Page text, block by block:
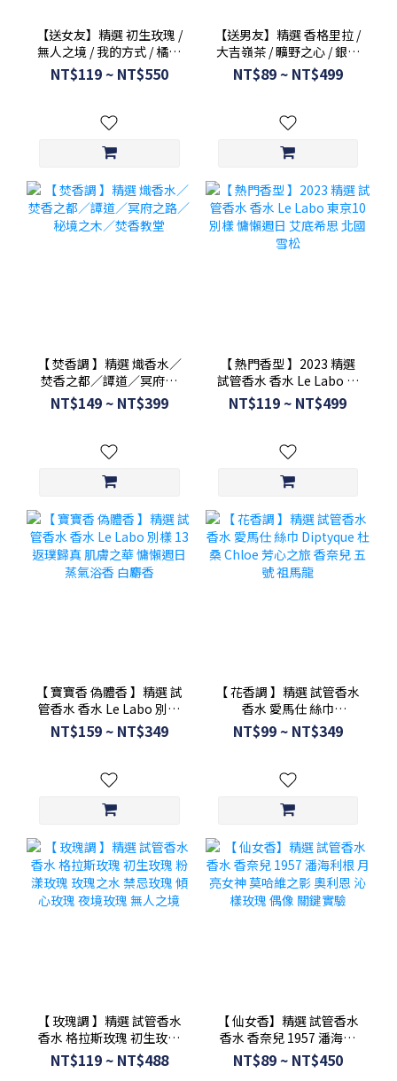
【送女友】精選 初生玫瑰 /
無人之境 / 我的方式 / 橘彩
星光 / 隱衫之欲 / 慵懶週日
清晨 / 水晶之燄 / 阿提密西
NT$119 ~ NT$550
【送男友】精選 香格里拉 /
大吉嶺茶 / 曠野之心 / 銀色
山泉 / 寄情水 / 大地 / 黑色
圓舞曲 / 牧羊少年 / 神秘東
NT$89 ~ NT$499
【 焚香調 】精選 熾香水／
焚香之都／譚道／冥府之
路／秘境之木／焚香教堂
NT$149 ~ NT$399
【 熱門香型 】2023 精選
試管香水 香水 Le Labo 東
京10 別樣 慵懶週日 艾底希
思 北國雪松
NT$119 ~ NT$499
【 寶寶香 偽體香 】精選 試
管香水 香水 Le Labo 別樣
13 返璞歸真 肌膚之華 慵懶
週日 蒸氣浴香 白麝香
NT$159 ~ NT$349
【 花香調 】精選 試管香水
香水 愛馬仕 絲巾
Diptyque 杜桑 Chloe 芳心
之旅 香奈兒 五號 祖馬龍
NT$99 ~ NT$349
【 玫瑰調 】精選 試管香水
香水 格拉斯玫瑰 初生玫瑰
粉漾玫瑰 玫瑰之水 禁忌玫
瑰 傾心玫瑰 夜境玫瑰 無人
NT$119 ~ NT$488
【 仙女香】精選 試管香水
香水 香奈兒 1957 潘海利
根 月亮女神 莫哈維之影 奧
利恩 沁樣玫瑰 偶像 關鍵實
NT$89 ~ NT$450